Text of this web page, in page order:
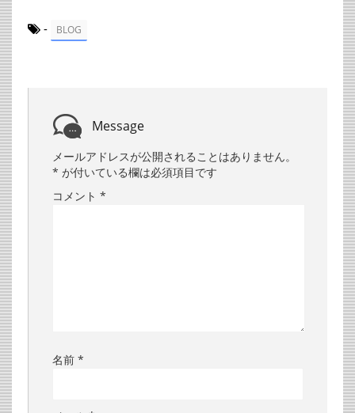
- BLOG
Message
メールアドレスが公開されることはありません。
* が付いている欄は必須項目です
コメント *
名前 *